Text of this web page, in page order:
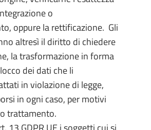
o
oppure la rettificazione. Gli
altresì il diritto di chiedere
la trasformazione in forma
dei dati che li
in violazione di legge,
in ogni caso, per motivi
trattamento.